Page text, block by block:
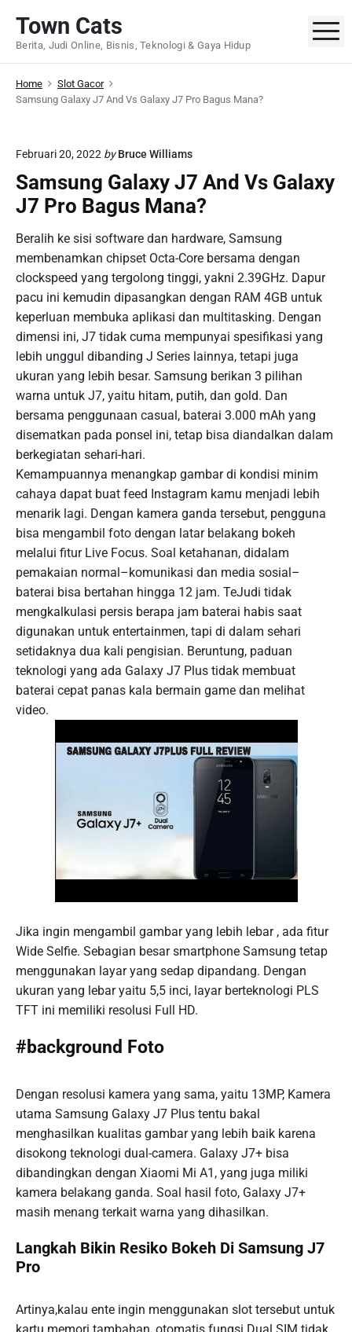
p
Town Cats
Berita, Judi Online, Bisnis, Teknologi & Gaya Hidup
Home
Slot Gacor
Samsung Galaxy J7 And Vs Galaxy J7 Pro Bagus Mana?
Februari 20, 2022 by Bruce Williams
Samsung Galaxy J7 And Vs Galaxy
J7 Pro Bagus Mana?
Beralih ke sisi software dan hardware, Samsung
membenamkan chipset Octa-Core bersama dengan
clockspeed yang tergolong tinggi, yakni 2.39GHz. Dapur
pacu ini kemudin dipasangkan dengan RAM 4GB untuk
keperluan membuka aplikasi dan multitasking. Dengan
dimensi ini, J7 tidak cuma mempunyai spesifikasi yang
lebih unggul dibanding J Series lainnya, tetapi juga
ukuran yang lebih besar. Samsung berikan 3 pilihan
warna untuk J7, yaitu hitam, putih, dan gold. Dan
bersama penggunaan casual, baterai 3.000 mAh yang
disematkan pada ponsel ini, tetap bisa diandalkan dalam
berkegiatan sehari-hari.
Kemampuannya menangkap gambar di kondisi minim
cahaya dapat buat feed Instagram kamu menjadi lebih
menarik lagi. Dengan kamera ganda tersebut, pengguna
bisa mengambil foto dengan latar belakang bokeh
melalui fitur Live Focus. Soal ketahanan, didalam
pemakaian normal–komunikasi dan media sosial–
baterai bisa bertahan hingga 12 jam. TeJudi tidak
mengkalkulasi persis berapa jam baterai habis saat
digunakan untuk entertainmen, tapi di dalam sehari
setidaknya dua kali pengisian. Beruntung, paduan
teknologi yang ada Galaxy J7 Plus tidak membuat
baterai cepat panas kala bermain game dan melihat
video.
Jika ingin mengambil gambar yang lebih lebar , ada fitur
Wide Selfie. Sebagian besar smartphone Samsung tetap
menggunakan layar yang sedap dipandang. Dengan
ukuran yang lebar yaitu 5,5 inci, layar berteknologi PLS
TFT ini memiliki resolusi Full HD.
#background Foto
Dengan resolusi kamera yang sama, yaitu 13MP, Kamera
utama Samsung Galaxy J7 Plus tentu bakal
menghasilkan kualitas gambar yang lebih baik karena
disokong teknologi dual-camera. Galaxy J7+ bisa
dibandingkan dengan Xiaomi Mi A1, yang juga miliki
kamera belakang ganda. Soal hasil foto, Galaxy J7+
masih menang terkait warna yang dihasilkan.
Langkah Bikin Resiko Bokeh Di Samsung J7
Pro
Artinya,kalau ente ingin menggunakan slot tersebut untuk